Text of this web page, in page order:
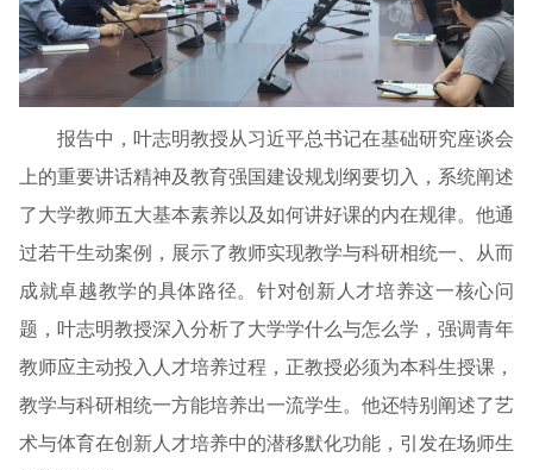
报告中，叶志明教授从习近平总书记在基础研究座谈会
上的重要讲话精神及教育强国建设规划纲要切入，系统阐述
了大学教师五大基本素养以及如何讲好课的内在规律。他通
过若干生动案例，展示了教师实现教学与科研相统一、从而
成就卓越教学的具体路径。针对创新人才培养这一核心问
题，叶志明教授深入分析了大学学什么与怎么学，强调青年
教师应主动投入人才培养过程，正教授必须为本科生授课，
教学与科研相统一方能培养出一流学生。他还特别阐述了艺
术与体育在创新人才培养中的潜移默化功能，引发在场师生